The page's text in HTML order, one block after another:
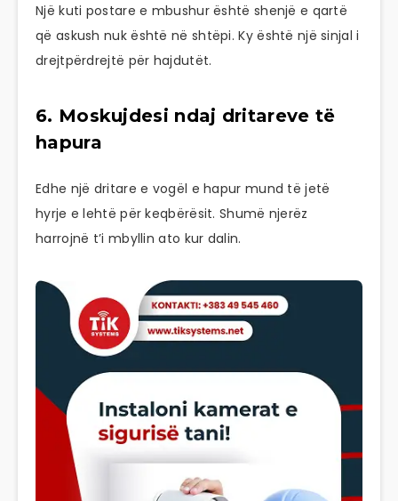
Një kuti postare e mbushur është shenjë e qartë
që askush nuk është në shtëpi. Ky është një sinjal i
drejtpërdrejtë për hajdutët.
6. Moskujdesi ndaj dritareve të
hapura
Edhe një dritare e vogël e hapur mund të jetë
hyrje e lehtë për keqbërësit. Shumë njerëz
harrojnë t’i mbyllin ato kur dalin.